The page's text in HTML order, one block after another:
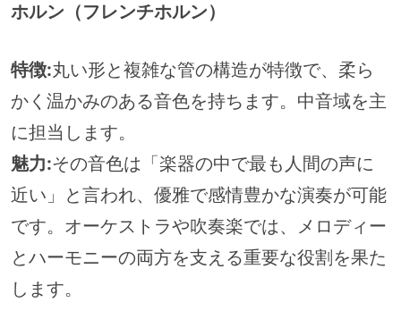
ホルン（フレンチホルン）
特徴:丸い形と複雑な管の構造が特徴で、柔ら
かく温かみのある音色を持ちます。中音域を主
に担当します。
魅力:その音色は「楽器の中で最も人間の声に
近い」と言われ、優雅で感情豊かな演奏が可能
です。オーケストラや吹奏楽では、メロディー
とハーモニーの両方を支える重要な役割を果た
します。